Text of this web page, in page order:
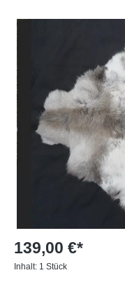
139,00 €*
Inhalt: 1 Stück